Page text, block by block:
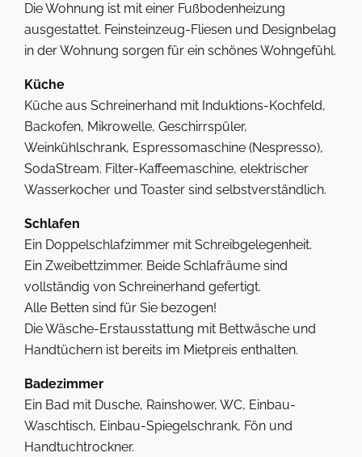
Die Wohnung ist mit einer Fußbodenheizung
ausgestattet. Feinsteinzeug-Fliesen und Designbelag
in der Wohnung sorgen für ein schönes Wohngefühl.
Küche
Küche aus Schreinerhand mit Induktions-Kochfeld,
Backofen, Mikrowelle, Geschirrspüler,
Weinkühlschrank, Espressomaschine (Nespresso),
SodaStream. Filter-Kaffeemaschine, elektrischer
Wasserkocher und Toaster sind selbstverständlich.
Schlafen
Ein Doppelschlafzimmer mit Schreibgelegenheit.
Ein Zweibettzimmer. Beide Schlafräume sind
vollständig von Schreinerhand gefertigt.
Alle Betten sind für Sie bezogen!
Die Wäsche-Erstausstattung mit Bettwäsche und
Handtüchern ist bereits im Mietpreis enthalten.
Badezimmer
Ein Bad mit Dusche, Rainshower, WC, Einbau-
Waschtisch, Einbau-Spiegelschrank, Fön und
Handtuchtrockner.